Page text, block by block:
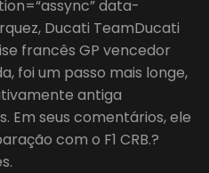
data-
Ducati TeamDucati
francês GP vencedor
foi um passo mais longe,
antiga
Em seus comentários, ele
com o F1 CRB.?